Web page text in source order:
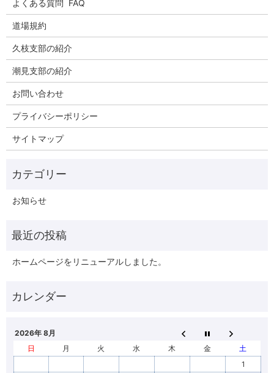
よくある質問 FAQ
道場規約
久枝支部の紹介
潮見支部の紹介
お問い合わせ
プライバシーポリシー
サイトマップ
お知らせ
ホームページをリニューアルしました。
2026年 8月
日
月 火 水 木 金
土
1